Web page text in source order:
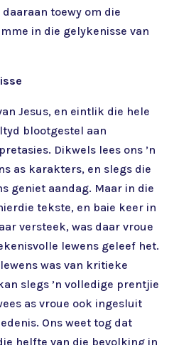
toewy om die
in die gelykenisse van
Jesus, en eintlik die hele
blootgestel aan
Dikwels lees ons ’n
as karakters, en slegs die
geniet aandag. Maar in die
tekste, en baie keer in
versteek, was daar vroue
lewens geleef het.
was van kritieke
slegs ’n volledige prentjie
as vroue ook ingesluit
Ons weet tog dat
helfte van die bevolking in